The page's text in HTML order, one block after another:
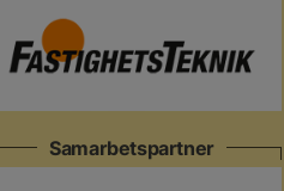
Samarbetspartner